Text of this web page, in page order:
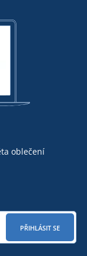
oblečení
PŘIHLÁSIT SE